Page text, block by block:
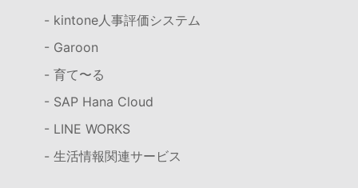
- kintone人事評価システム
- Garoon
- 育て〜る
- SAP Hana Cloud
- LINE WORKS
- 生活情報関連サービス